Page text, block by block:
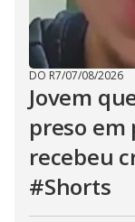
DO R7/07/08/2026
Jovem
preso
recebeu
#Shorts